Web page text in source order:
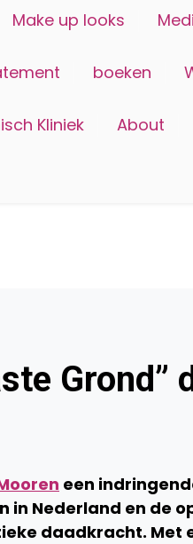
Make up looks
boeken
Kliniek About
Grond”
een
Nederland en de
daadkracht. Met